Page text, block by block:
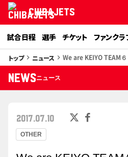
CHIBAJETS
試合日程 選手 チケット ファンクラ
トップkeyboard_arrow_right ニュース keyboard_arrow_right We are KEIYO TEAM
NEWSニュース
OTHER
2017.07.10